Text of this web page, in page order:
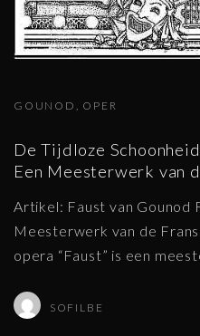
GOUNOD OPER
De Tijdloze
Een Meesterwerk van
Artikel: Faust van Gounod
Meesterwerk van de
opera “Faust” is een
SOFILBE